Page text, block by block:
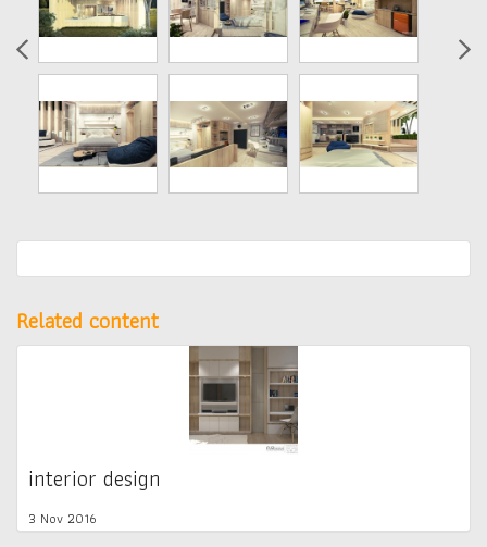
Related content
interior design
3 Nov 2016